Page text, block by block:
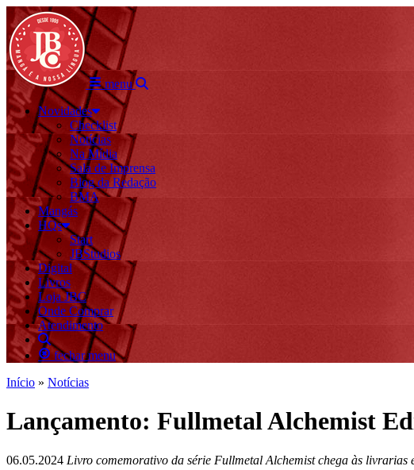
menu
Novidades
Checklist
Notícias
Na Mídia
Sala de Imprensa
Blog da Redação
BMA
Mangás
HQs
Start
JBStudios
Digital
Livros
Loja JBC
Onde Comprar
Atendimento
fechar menu
Início » Notícias
Lançamento: Fullmetal Alchemist
06.05.2024 Livro comemorativo da série Fullmetal Alchemist chega às livrarias